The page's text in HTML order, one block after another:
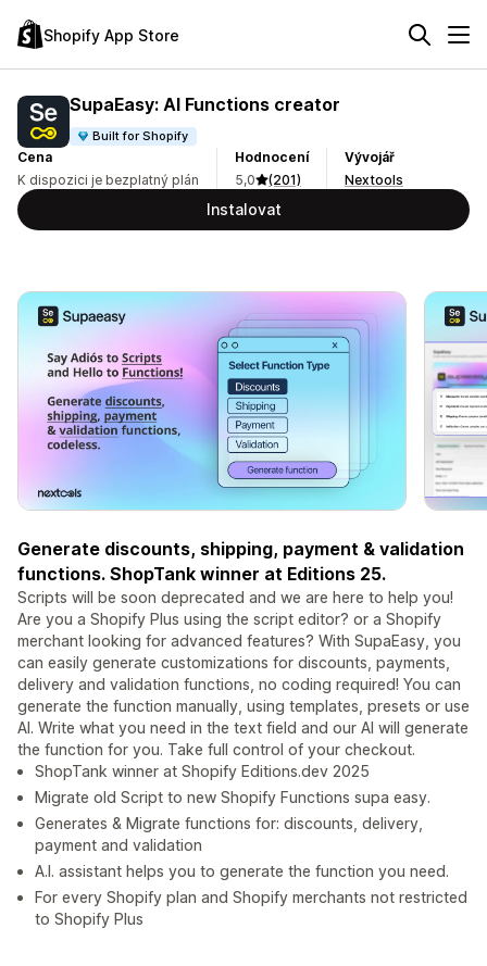
Shopify App Store
SupaEasy: AI Functions creator
Built for Shopify
Cena
K dispozici je bezplatný plán
Hodnocení
5,0
(201)
Vývojář
Nextools
Instalovat
Generate discounts, shipping, payment & validation
functions. ShopTank winner at Editions 25.
Scripts will be soon deprecated and we are here to help you!
Are you a Shopify Plus using the script editor? or a Shopify
merchant looking for advanced features? With SupaEasy, you
can easily generate customizations for discounts, payments,
delivery and validation functions, no coding required! You can
generate the function manually, using templates, presets or use
AI. Write what you need in the text field and our AI will generate
the function for you. Take full control of your checkout.
ShopTank winner at Shopify Editions.dev 2025
Migrate old Script to new Shopify Functions supa easy.
Generates & Migrate functions for: discounts, delivery,
payment and validation
A.I. assistant helps you to generate the function you need.
For every Shopify plan and Shopify merchants not restricted
to Shopify Plus